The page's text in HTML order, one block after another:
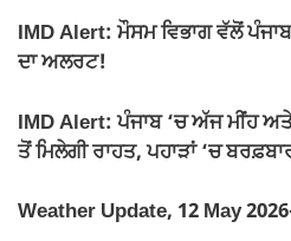
e
b
o
o
s
p
p
gr
m
IMD Alert: ਮੌਸਮ ਵਿਭਾਗ ਵੱਲੋਂ
ਦਾ ਅਲਰਟ!
IMD Alert: ਪੰਜਾਬ ‘ਚ ਅੱਜ ਮੀਂਹ
ਤੋਂ ਮਿਲੇਗੀ ਰਾਹਤ, ਪਹਾੜਾਂ ‘ਚ
Weather Update, 12 May